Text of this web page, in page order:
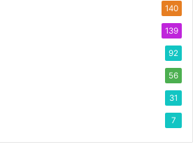
140
139
92
56
31
7